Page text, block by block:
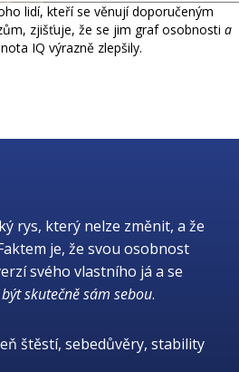
lidí, kteří se věnují doporučeným
zjišťuje, že se jim graf osobnosti a
IQ výrazně zlepšily.
rys, který nelze změnit, a že
je, že svou osobnost
svého vlastního já a se
být skutečně sám sebou.
štěstí, sebedůvěry, stability